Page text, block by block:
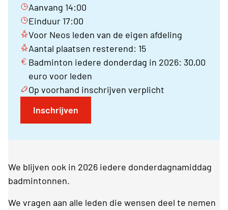
Aanvang 14:00
Einduur 17:00
Voor Neos leden van de eigen afdeling
Aantal plaatsen resterend: 15
Badminton iedere donderdag in 2026: 30,00
euro voor leden
Op voorhand inschrijven verplicht
Inschrijven
We blijven ook in 2026 iedere donderdagnamiddag
badmintonnen.
We vragen aan alle leden die wensen deel te nemen